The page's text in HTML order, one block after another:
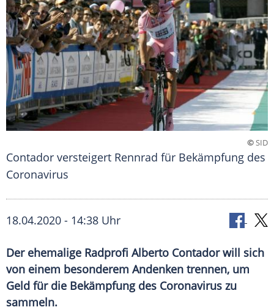
©SID
Contador versteigert Rennrad für Bekämpfung des
Coronavirus
18.04.2020 - 14:38 Uhr
Der ehemalige Radprofi Alberto Contador will sich
von einem besonderem Andenken trennen, um
Geld für die Bekämpfung des Coronavirus zu
sammeln.